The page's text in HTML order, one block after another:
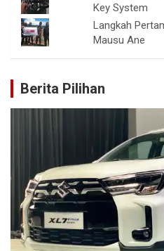
Key System
Langkah
Mausu Ane
Berita Pilihan